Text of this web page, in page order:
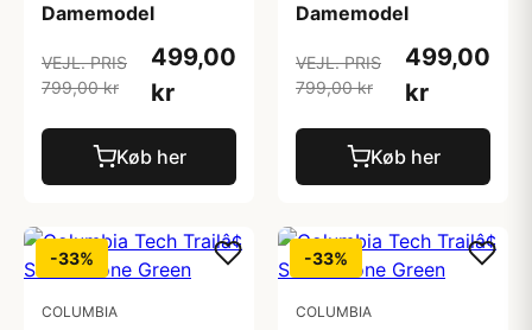
Damemodel
VEJL. PRIS
799,00 kr
499,00
kr
Køb her
Damemodel
VEJL. PRIS
799,00 kr
499,00
kr
Køb her
-33%
COLUMBIA
-33%
COLUMBIA